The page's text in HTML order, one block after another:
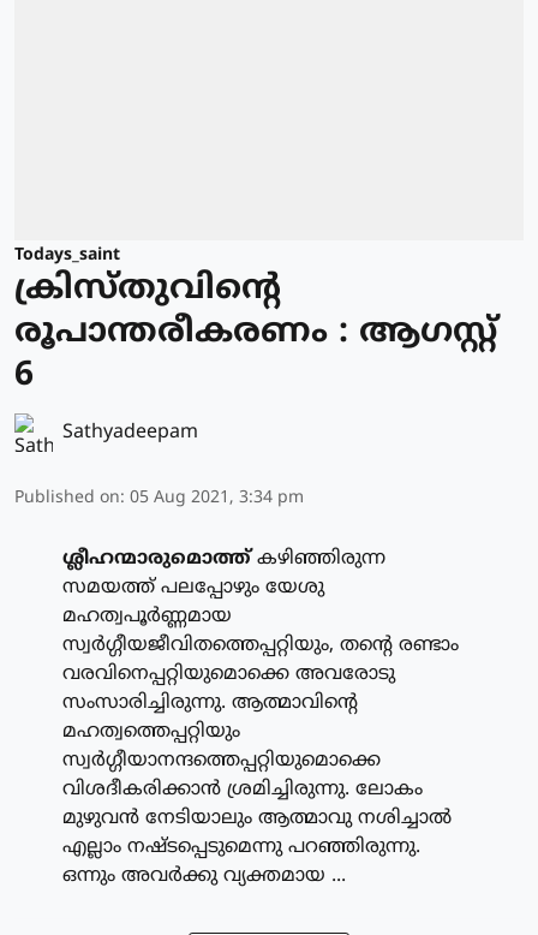
Todays_saint
ക്രിസ്തുവിന്റെ
രൂപാന്തരീകരണം : ആഗസ്റ്റ്
6
Sathyadeepam
Published on: 05 Aug 2021, 3:34 pm
ശ്ലീഹന്മാരുമൊത്ത്കഴിഞ്ഞിരുന്ന
സമയത്ത് പലപ്പോഴും യേശു
മഹത്വപൂര്‍ണ്ണമായ
സ്വര്‍ഗ്ഗീയജീവിതത്തെപ്പറ്റിയും, തന്റെ രണ്ടാം
വരവിനെപ്പറ്റിയുമൊക്കെ അവരോടു
സംസാരിച്ചിരുന്നു. ആത്മാവിന്റെ
മഹത്വത്തെപ്പറ്റിയും
സ്വര്‍ഗ്ഗീയാനന്ദത്തെപ്പറ്റിയുമൊക്കെ
വിശദീകരിക്കാന്‍ ശ്രമിച്ചിരുന്നു. ലോകം
മുഴുവന്‍ നേടിയാലും ആത്മാവു നശിച്ചാല്‍
എല്ലാം നഷ്ടപ്പെടുമെന്നു പറഞ്ഞിരുന്നു.
ഒന്നും അവര്‍ക്കു വ്യക്തമായ ...